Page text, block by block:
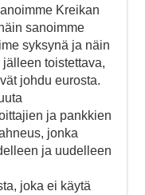
Kreikan
sanoimme
syksynä ja näin
toistettava,
johdu eurosta.
ja pankkien
jonka
ja uudelleen
joka ei käytä